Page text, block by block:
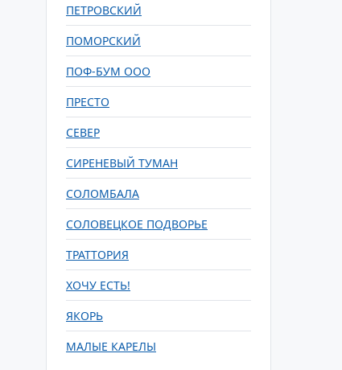
ПЕТРОВСКИЙ
ПОМОРСКИЙ
ПОФ-БУМ ООО
ПРЕСТО
СЕВЕР
СИРЕНЕВЫЙ ТУМАН
СОЛОМБАЛА
СОЛОВЕЦКОЕ ПОДВОРЬЕ
ТРАТТОРИЯ
ХОЧУ ЕСТЬ!
ЯКОРЬ
МАЛЫЕ КАРЕЛЫ